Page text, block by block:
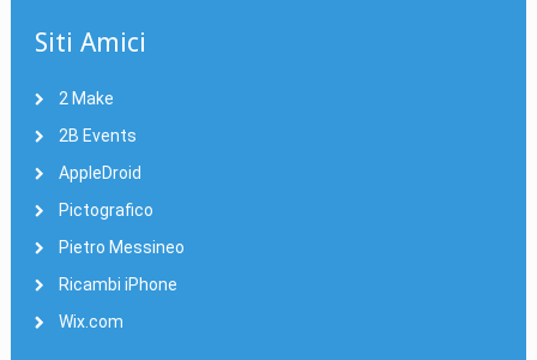
Siti Amici
2 Make
2B Events
AppleDroid
Pictografico
Pietro Messineo
Ricambi iPhone
Wix.com